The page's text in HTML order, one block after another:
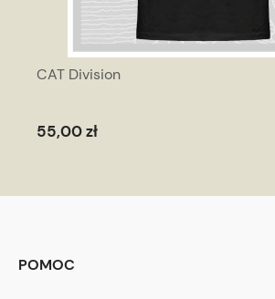
CAT Division
55,00 zł
POMOC